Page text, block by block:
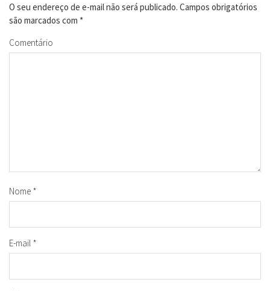
O seu endereço de e-mail não será publicado. Campos obrigatórios
são marcados com *
Comentário
Nome *
E-mail *